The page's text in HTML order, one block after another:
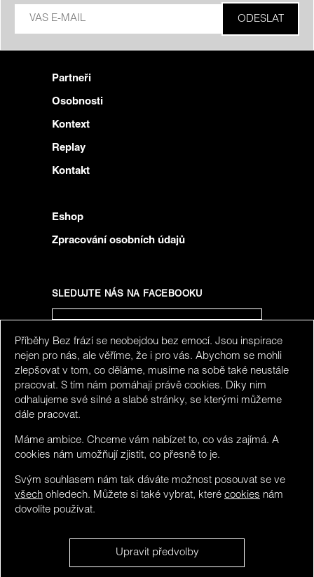
Partneři
Osobnosti
Kontext
Replay
Kontakt
Eshop
Zpracování osobních údajů
SLEDUJTE NÁS NA FACEBOOKU
SLEDUJTE NÁS NA INSTAGRAMU
Příběhy Bez frází se neobejdou bez emocí. Jsou inspirace
nejen pro nás, ale věříme, že i pro vás. Abychom se mohli
zlepšovat v tom, co děláme, musíme na sobě také neustále
pracovat. S tím nám pomáhají právě cookies. Díky nim
odhalujeme své silné a slabé stránky, se kterými můžeme
dále pracovat.
Máme ambice. Chceme vám nabízet to, co vás zajímá. A
cookies nám umožňují zjistit, co přesně to je.
Svým souhlasem nám tak dáváte možnost posouvat se ve
všech ohledech. Můžete si také vybrat, které cookies nám
dovolíte používat.
Upravit předvolby
We detected you maybe do not speak Czech. You can